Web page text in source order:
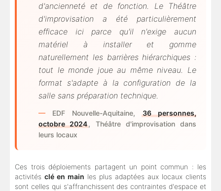
d'ancienneté et de fonction. Le Théâtre
d'improvisation a été particulièrement
efficace ici parce qu'il n'exige aucun
matériel à installer et gomme
naturellement les barrières hiérarchiques :
tout le monde joue au même niveau. Le
format s'adapte à la configuration de la
salle sans préparation technique.
EDF Nouvelle-Aquitaine,36 personnes,
octobre 2024, Théâtre d'improvisation dans
leurs locaux
Ces trois déploiements partagent un point commun : les
activités clé en main les plus adaptées aux locaux clients
sont celles qui s'affranchissent des contraintes d'espace et